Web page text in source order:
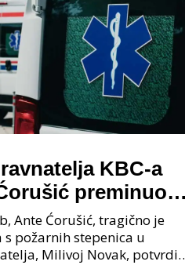
KBC-a
preminuo
policija na
Ante Ćorušić, tragično je
požarnih stepenica u
Milivoj Novak, potvrdio